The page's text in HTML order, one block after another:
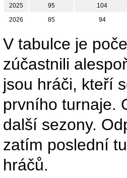
2025
95
104
2026
85 94
V tabulce je
zúčastnili
jsou hráči, kteří
prvního turnaje.
další sezony.
zatím poslední
hráčů.